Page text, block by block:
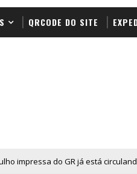
QRCODE DO SITE
impressa do GR já está